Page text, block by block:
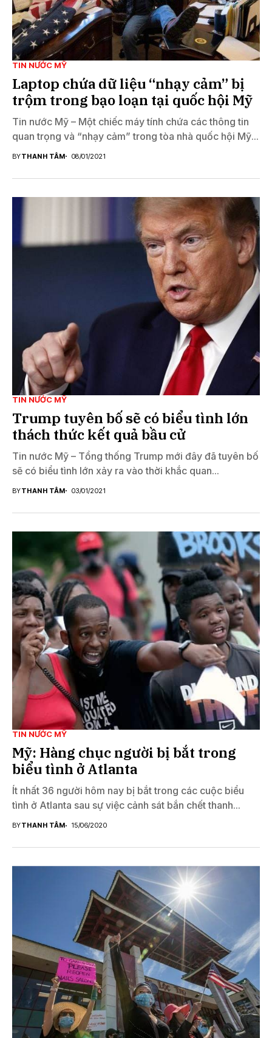
TIN NƯỚC MỸ
Laptop chứa dữ liệu “nhạy cảm” bị
trộm trong bạo loạn tại quốc hội Mỹ
Tin nước Mỹ – Một chiếc máy tính chứa các thông tin
quan trọng và “nhạy cảm” trong tòa nhà quốc hội Mỹ...
BYTHANH TÂM 08/01/2021
TIN NƯỚC MỸ
Trump tuyên bố sẽ có biểu tình lớn
thách thức kết quả bầu cử
Tin nước Mỹ – Tổng thống Trump mới đây đã tuyên bố
sẽ có biểu tình lớn xảy ra vào thời khắc quan...
BYTHANH TÂM 03/01/2021
TIN NƯỚC MỸ
Mỹ: Hàng chục người bị bắt trong
biểu tình ở Atlanta
Ít nhất 36 người hôm nay bị bắt trong các cuộc biểu
tình ở Atlanta sau sự việc cảnh sát bắn chết thanh...
BYTHANH TÂM 15/06/2020